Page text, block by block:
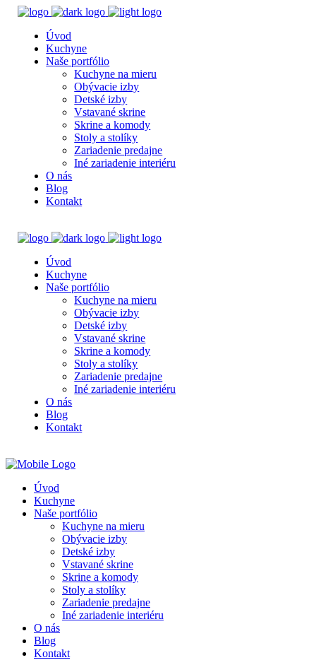
Úvod
Kuchyne
Naše portfólio
Kuchyne na mieru
Obývacie izby
Detské izby
Vstavané skrine
Skrine a komody
Stoly a stolíky
Zariadenie predajne
Iné zariadenie interiéru
O nás
Blog
Kontakt
Úvod
Kuchyne
Naše portfólio
Kuchyne na mieru
Obývacie izby
Detské izby
Vstavané skrine
Skrine a komody
Stoly a stolíky
Zariadenie predajne
Iné zariadenie interiéru
O nás
Blog
Kontakt
Úvod
Kuchyne
Naše portfólio
Kuchyne na mieru
Obývacie izby
Detské izby
Vstavané skrine
Skrine a komody
Stoly a stolíky
Zariadenie predajne
Iné zariadenie interiéru
O nás
Blog
Kontakt